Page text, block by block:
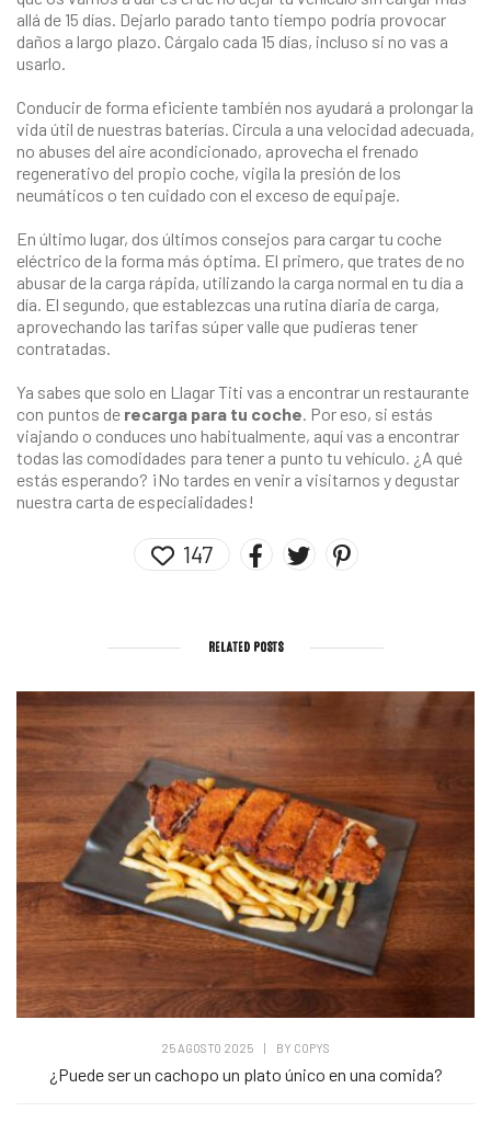
allá de 15 días. Dejarlo parado tanto tiempo podría provocar
daños a largo plazo. Cárgalo cada 15 días, incluso si no vas a
usarlo.
Conducir de forma eficiente también nos ayudará a prolongar la
vida útil de nuestras baterías. Circula a una velocidad adecuada,
no abuses del aire acondicionado, aprovecha el frenado
regenerativo del propio coche, vigila la presión de los
neumáticos o ten cuidado con el exceso de equipaje.
En último lugar, dos últimos consejos para cargar tu coche
eléctrico de la forma más óptima. El primero, que trates de no
abusar de la carga rápida, utilizando la carga normal en tu día a
día. El segundo, que establezcas una rutina diaria de carga,
aprovechando las tarifas súper valle que pudieras tener
contratadas.
Ya sabes que solo en Llagar Titi vas a encontrar un restaurante
con puntos de recarga para tu coche. Por eso, si estás
viajando o conduces uno habitualmente, aquí vas a encontrar
todas las comodidades para tener a punto tu vehículo. ¿A qué
estás esperando? ¡No tardes en venir a visitarnos y degustar
nuestra carta de especialidades!
147
RELATED POSTS
25 AGOSTO 2025 BY COPYS
¿Puede ser un cachopo un plato único en una comida?